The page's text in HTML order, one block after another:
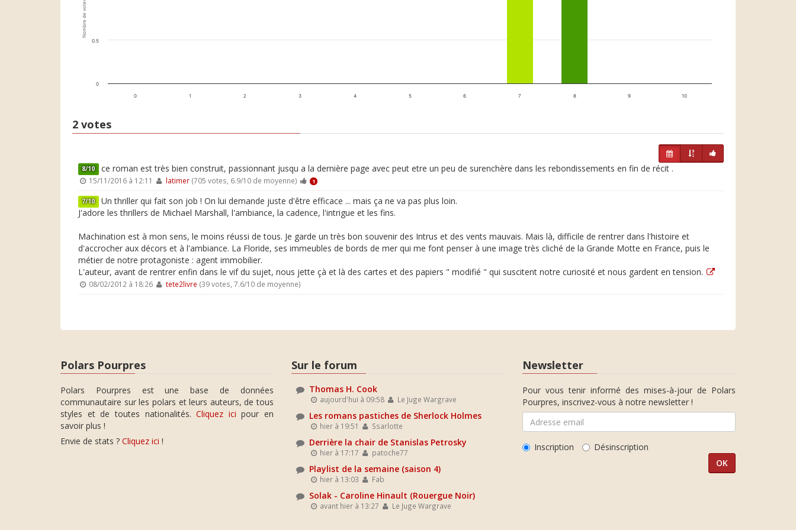
Nombre de votes
0 1 2 3 4 5 6 7 8 9 10
0
0.5
2 votes
8/10 ce roman est très bien construit, passionnant jusqu a la dernière page avec peut etre un peu de surenchère dans les rebondissements en fin de récit .
15/11/2016 à 12:11 latimer(705 votes, 6.9/10 de moyenne) 1
7/10 Un thriller qui fait son job ! On lui demande juste d'être efficace ... mais ça ne va pas plus loin.
J'adore les thrillers de Michael Marshall, l'ambiance, la cadence, l'intrigue et les fins.
Machination est à mon sens, le moins réussi de tous. Je garde un très bon souvenir des Intrus et des vents mauvais. Mais là, difficile de rentrer dans l'histoire et
d'accrocher aux décors et à l'ambiance. La Floride, ses immeubles de bords de mer qui me font penser à une image très cliché de la Grande Motte en France, puis le
métier de notre protagoniste : agent immobilier.
L'auteur, avant de rentrer enfin dans le vif du sujet, nous jette çà et là des cartes et des papiers " modifié " qui suscitent notre curiosité et nous gardent en tension.
08/02/2012 à 18:26 tete2livre (39 votes, 7.6/10 de moyenne)
Polars Pourpres
Polars Pourpres est une base de données
communautaire sur les polars et leurs auteurs, de tous
styles et de toutes nationalités.Cliquez ici pour en
savoir plus !
Envie de stats ? Cliquez ici !
Sur le forum
Thomas H. Cook
aujourd'hui à 09:58 Le Juge Wargrave
Les romans pastiches de Sherlock Holmes
hier à 19:51 Ssarlotte
Derrière la chair de Stanislas Petrosky
hier à 17:17 patoche77
Playlist de la semaine (saison 4)
hier à 13:03 Fab
Solak - Caroline Hinault (Rouergue Noir)
avant hier à 13:27 Le Juge Wargrave
Newsletter
Pour vous tenir informé des mises-à-jour de Polars
Pourpres, inscrivez-vous à notre newsletter !
Inscription Désinscription